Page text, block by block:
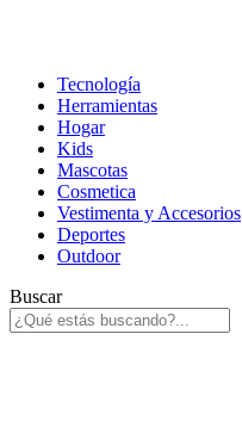
Tecnología
Herramientas
Hogar
Kids
Mascotas
Cosmetica
Vestimenta y Accesorios
Deportes
Outdoor
Buscar